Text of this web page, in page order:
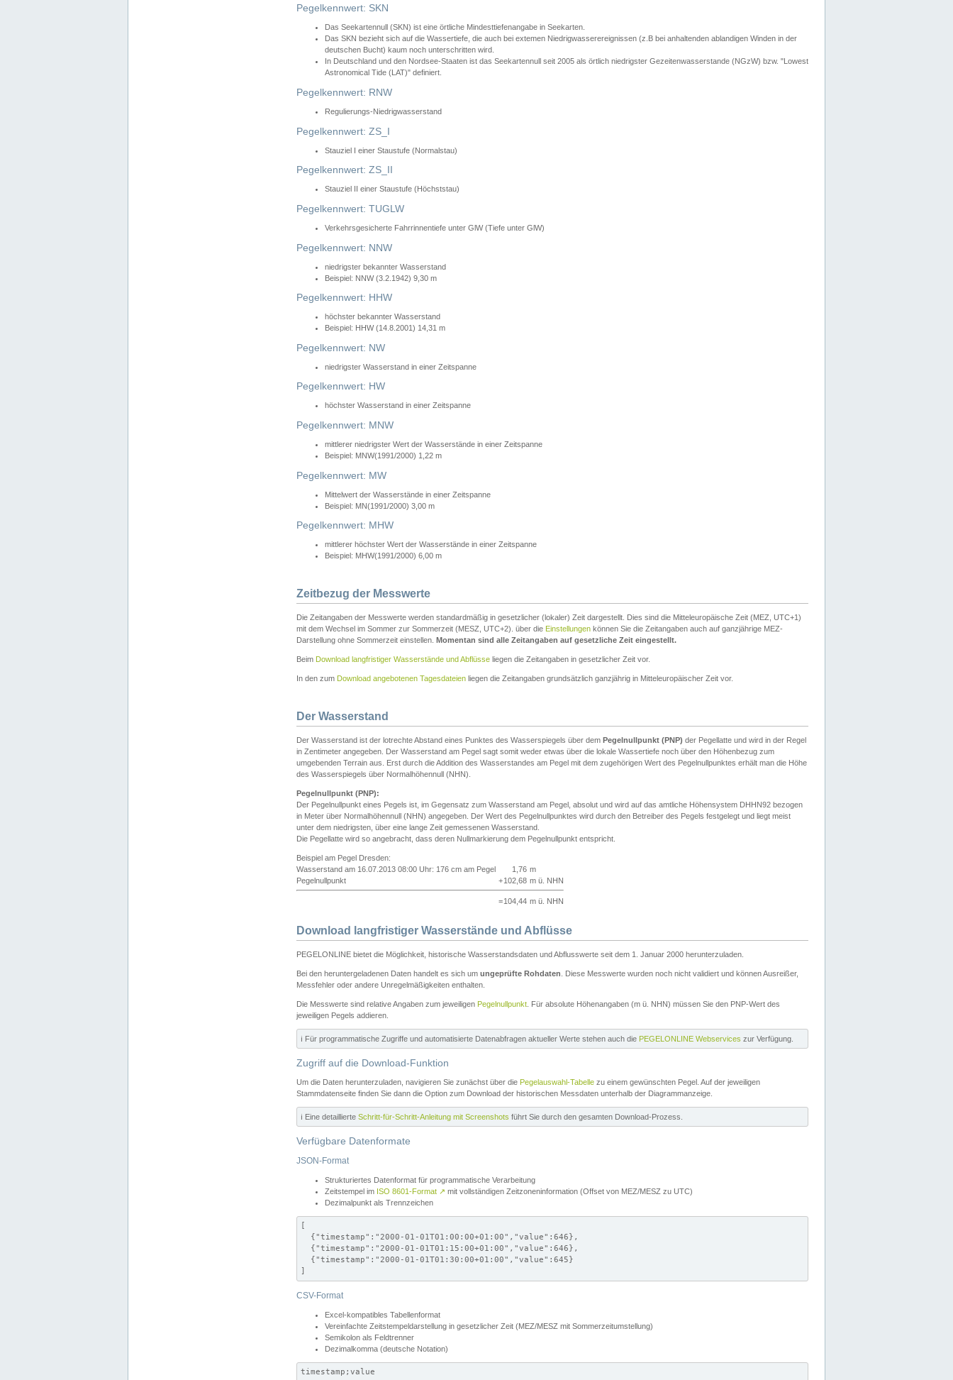
Pegelkennwert: SKN
Das Seekartennull (SKN) ist eine örtliche Mindesttiefenangabe in Seekarten.
Das SKN bezieht sich auf die Wassertiefe, die auch bei extemen Niedrigwasserereignissen (z.B bei anhaltenden ablandigen Winden in der
deutschen Bucht) kaum noch unterschritten wird.
In Deutschland und den Nordsee-Staaten ist das Seekartennull seit 2005 als örtlich niedrigster Gezeitenwasserstande (NGzW) bzw. "Lowest
Astronomical Tide (LAT)" definiert.
Pegelkennwert: RNW
Regulierungs-Niedrigwasserstand
Pegelkennwert: ZS_I
Stauziel I einer Staustufe (Normalstau)
Pegelkennwert: ZS_II
Stauziel II einer Staustufe (Höchststau)
Pegelkennwert: TUGLW
Verkehrsgesicherte Fahrrinnentiefe unter GlW (Tiefe unter GlW)
Pegelkennwert: NNW
niedrigster bekannter Wasserstand
Beispiel: NNW (3.2.1942) 9,30 m
Pegelkennwert: HHW
höchster bekannter Wasserstand
Beispiel: HHW (14.8.2001) 14,31 m
Pegelkennwert: NW
niedrigster Wasserstand in einer Zeitspanne
Pegelkennwert: HW
höchster Wasserstand in einer Zeitspanne
Pegelkennwert: MNW
mittlerer niedrigster Wert der Wasserstände in einer Zeitspanne
Beispiel: MNW(1991/2000) 1,22 m
Pegelkennwert: MW
Mittelwert der Wasserstände in einer Zeitspanne
Beispiel: MN(1991/2000) 3,00 m
Pegelkennwert: MHW
mittlerer höchster Wert der Wasserstände in einer Zeitspanne
Beispiel: MHW(1991/2000) 6,00 m
Zeitbezug der Messwerte
Die Zeitangaben der Messwerte werden standardmäßig in gesetzlicher (lokaler) Zeit dargestellt. Dies sind die Mitteleuropäische Zeit (MEZ, UTC+1)
mit dem Wechsel im Sommer zur Sommerzeit (MESZ, UTC+2). über die Einstellungen können Sie die Zeitangaben auch auf ganzjährige MEZ-
Darstellung ohne Sommerzeit einstellen. Momentan sind alle Zeitangaben auf gesetzliche Zeit eingestellt.
Beim Download langfristiger Wasserstände und Abflüsse liegen die Zeitangaben in gesetzlicher Zeit vor.
In den zum Download angebotenen Tagesdateien liegen die Zeitangaben grundsätzlich ganzjährig in Mitteleuropäischer Zeit vor.
Der Wasserstand
Der Wasserstand ist der lotrechte Abstand eines Punktes des Wasserspiegels über dem Pegelnullpunkt (PNP) der Pegellatte und wird in der Regel
in Zentimeter angegeben. Der Wasserstand am Pegel sagt somit weder etwas über die lokale Wassertiefe noch über den Höhenbezug zum
umgebenden Terrain aus. Erst durch die Addition des Wasserstandes am Pegel mit dem zugehörigen Wert des Pegelnullpunktes erhält man die Höhe
des Wasserspiegels über Normalhöhennull (NHN).
Pegelnullpunkt (PNP):
Der Pegelnullpunkt eines Pegels ist, im Gegensatz zum Wasserstand am Pegel, absolut und wird auf das amtliche Höhensystem DHHN92 bezogen
in Meter über Normalhöhennull (NHN) angegeben. Der Wert des Pegelnullpunktes wird durch den Betreiber des Pegels festgelegt und liegt meist
unter dem niedrigsten, über eine lange Zeit gemessenen Wasserstand.
Die Pegellatte wird so angebracht, dass deren Nullmarkierung dem Pegelnullpunkt entspricht.
Beispiel am Pegel Dresden:
Wasserstand am 16.07.2013 08:00 Uhr: 176 cm am Pegel
1,76 m
Pegelnullpunkt
+102,68 m ü. NHN
=104,44 m ü. NHN
Download langfristiger Wasserstände und Abflüsse
PEGELONLINE bietet die Möglichkeit, historische Wasserstandsdaten und Abflusswerte seit dem 1. Januar 2000 herunterzuladen.
Bei den heruntergeladenen Daten handelt es sich um ungeprüfte Rohdaten . Diese Messwerte wurden noch nicht validiert und können Ausreißer,
Messfehler oder andere Unregelmäßigkeiten enthalten.
Die Messwerte sind relative Angaben zum jeweiligen Pegelnullpunkt . Für absolute Höhenangaben (m ü. NHN) müssen Sie den PNP-Wert des
jeweiligen Pegels addieren.
ℹ️ Für programmatische Zugriffe und automatisierte Datenabfragen aktueller Werte stehen auch die PEGELONLINE Webservices zur Verfügung.
Zugriff auf die Download-Funktion
Um die Daten herunterzuladen, navigieren Sie zunächst über die Pegelauswahl-Tabelle zu einem gewünschten Pegel. Auf der jeweiligen
Stammdatenseite finden Sie dann die Option zum Download der historischen Messdaten unterhalb der Diagrammanzeige.
ℹ️ Eine detaillierte Schritt-für-Schritt-Anleitung mit Screenshots führt Sie durch den gesamten Download-Prozess.
Verfügbare Datenformate
JSON-Format
Strukturiertes Datenformat für programmatische Verarbeitung
Zeitstempel im ISO 8601-Format ↗ mit vollständigen Zeitzoneninformation (Offset von MEZ/MESZ zu UTC)
Dezimalpunkt als Trennzeichen
[
  {"timestamp":"2000-01-01T01:00:00+01:00","value":646},
  {"timestamp":"2000-01-01T01:15:00+01:00","value":646},
  {"timestamp":"2000-01-01T01:30:00+01:00","value":645}
]
CSV-Format
Excel-kompatibles Tabellenformat
Vereinfachte Zeitstempeldarstellung in gesetzlicher Zeit (MEZ/MESZ mit Sommerzeitumstellung)
Semikolon als Feldtrenner
Dezimalkomma (deutsche Notation)
timestamp;value